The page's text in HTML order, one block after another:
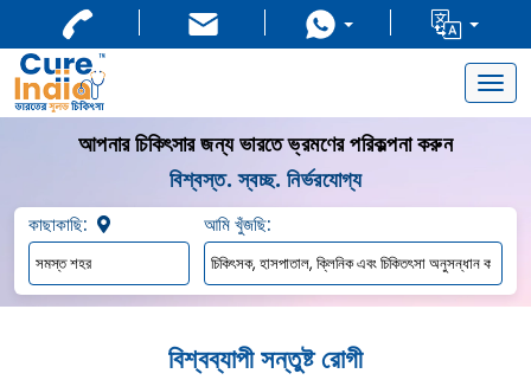
আপনার চিকিৎসার জন্য ভারতে ভ্রমণের পরিকল্পনা করুন
বিশ্বস্ত. স্বচ্ছ. নির্ভরযোগ্য
কাছাকাছি: আমি খুঁজছি:
বিশ্বব্যাপী সন্তুষ্ট রোগী